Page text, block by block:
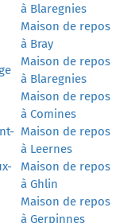
à Blaregnies
Maison de repos
à Bray
Maison de repos
à Blaregnies
Maison de repos
à Comines
Maison de repos
à Leernes
Maison de repos
à Ghlin
Maison de repos
à Gerpinnes